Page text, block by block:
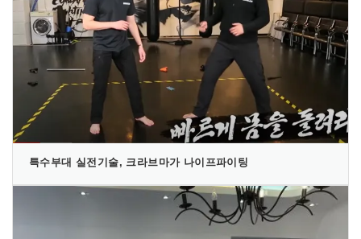
특수부대 실전기술, 크라브마가 나이프파이팅